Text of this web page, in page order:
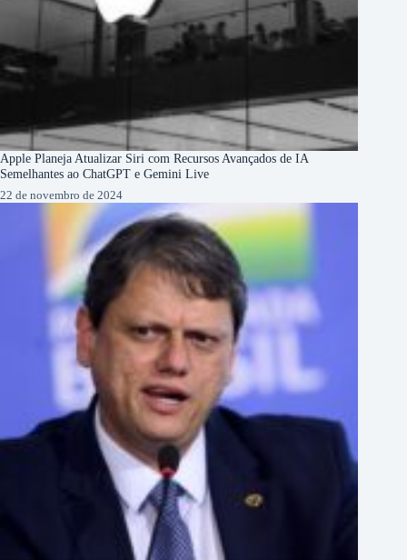
Apple Planeja Atualizar Siri com Recursos Avançados de IA
Semelhantes ao ChatGPT e Gemini Live
22 de novembro de 2024